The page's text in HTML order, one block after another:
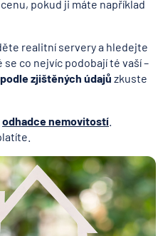
pokud ji máte například
realitní servery a hledejte
co nejvíc podobají té vaší –
podle zjištěných údajů zkuste
odhadce nemovitostí.